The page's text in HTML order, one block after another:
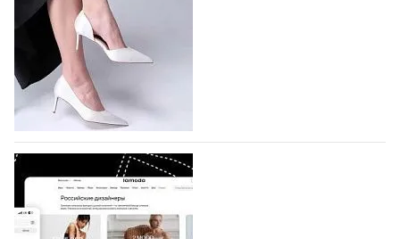
На участие в седьмой Московской неделе моды,
которая пройдет в российской столице с 26 сентября
по 1 октября, уже подано 1047 заявок. Примерно
половину из них (494) прислали дизайнеры,
коллекции которых не были представлены в…
07.08.2026 726
BALLINA представит свои новинки на Euro
Shoes
Компания BALLINA Guangzhou Lihuang Footwear